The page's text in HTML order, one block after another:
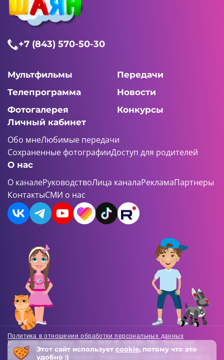
+7 (843) 570-50-30
Мультфильмы
Передачи
Телепрограмма
Новости
Фотогалерея
Конкурсы
Личный кабинет
Обо мнеЛюбимые передачи
Сохраненные фотографииДоступ для родителей
О нас
О каналеРуководствоЛица каналаРекламаПартнеры
КонтактыСМИ о нас
Политика в отношении обработки персональных данных
Все права защищены. 2018-2026 © «ШАЯН ТВ». Телеканал
«ШАЯН ТВ» , Свидетельство о регистрации СМИ Эл-Л №ФС77-
73138 от 22.06.2018 выдано Федеральной службой по надзору в
Этот сайт использует cookie, потому что это
удобно :)